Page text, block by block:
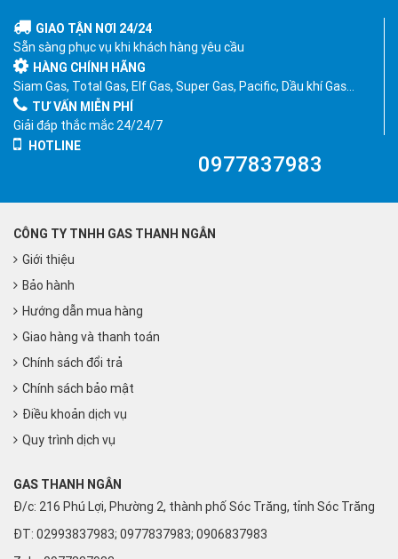
GIAO TẬN NƠI 24/24
Sẵn sàng phục vụ khi khách hàng yêu cầu
HÀNG CHÍNH HÃNG
Siam Gas, Total Gas, Elf Gas, Super Gas, Pacific, Dầu khí Gas…
TƯ VẤN MIỄN PHÍ
Giải đáp thắc mắc 24/24/7
HOTLINE
0977837983
CÔNG TY TNHH GAS THANH NGÂN
Giới thiệu
Bảo hành
Hướng dẫn mua hàng
Giao hàng và thanh toán
Chính sách đổi trả
Chính sách bảo mật
Điều khoản dịch vụ
Quy trình dịch vụ
GAS THANH NGÂN
Đ/c: 216 Phú Lợi, Phường 2, thành phố Sóc Trăng, tỉnh Sóc Trăng
ĐT: 02993837983; 0977837983; 0906837983